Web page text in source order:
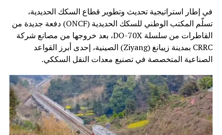
في إطار استراتيجية تحديث وتطوير قطاع السكك الحديدية،
تسلّم المكتب الوطني للسكك الحديدية (ONCF) دفعة جديدة من
القاطرات من سلسلة DO-70X، بعد خروجها من مصانع شركة
CRRC بمدينة زييانغ (Ziyang) الصينية، إحدى أبرز القواعد
الصناعية المتخصصة في تصنيع معدات النقل السككي.